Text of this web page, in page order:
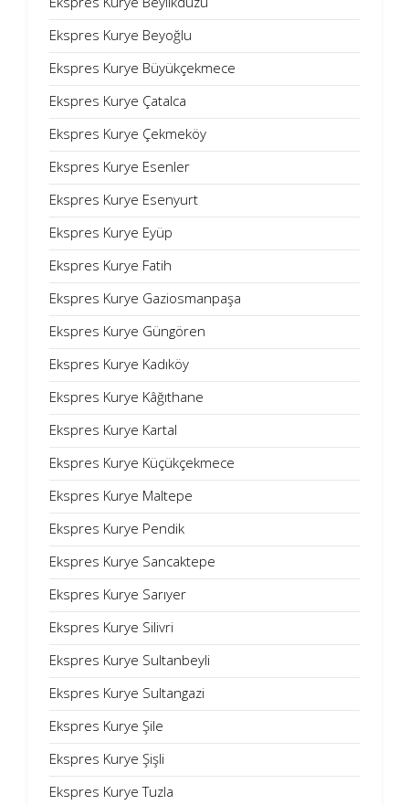
Ekspres Kurye Beyoğlu
Ekspres Kurye Büyükçekmece
Ekspres Kurye Çatalca
Ekspres Kurye Çekmeköy
Ekspres Kurye Esenler
Ekspres Kurye Esenyurt
Ekspres Kurye Eyüp
Ekspres Kurye Fatih
Ekspres Kurye Gaziosmanpaşa
Ekspres Kurye Güngören
Ekspres Kurye Kadıköy
Ekspres Kurye Kâğıthane
Ekspres Kurye Kartal
Ekspres Kurye Küçükçekmece
Ekspres Kurye Maltepe
Ekspres Kurye Pendik
Ekspres Kurye Sancaktepe
Ekspres Kurye Sarıyer
Ekspres Kurye Silivri
Ekspres Kurye Sultanbeyli
Ekspres Kurye Sultangazi
Ekspres Kurye Şile
Ekspres Kurye Şişli
Ekspres Kurye Tuzla